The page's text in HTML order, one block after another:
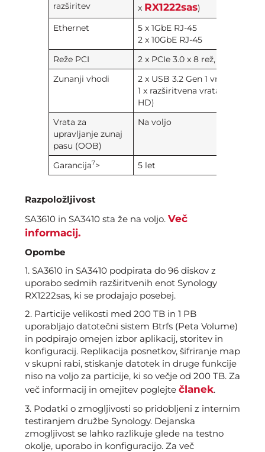
razširitev
x RX1222sas)
Ethernet​
5 x 1GbE RJ-45
2 x 10GbE RJ-45
Reže PCI 2 x PCIe 3.0 x 8 rež, x 8 pasov
Zunanji vhodi​
2 x USB 3.2 Gen 1 vrata
1 x razširitvena vrata (Mini-SAS
HD)
Vrata za
upravljanje zunaj
pasu (OOB)
Na voljo
Garancija7> 5 let
Razpoložljivost
SA3610 in SA3410 sta že na voljo. Več
informacij.
Opombe
1. SA3610 in SA3410 podpirata do 96 diskov z
uporabo sedmih razširitvenih enot Synology
RX1222sas, ki se prodajajo posebej.
2. Particije velikosti med 200 TB in 1 PB
uporabljajo datotečni sistem Btrfs (Peta Volume)
in podpirajo omejen izbor aplikacij, storitev in
konfiguracij. Replikacija posnetkov, šifriranje map
v skupni rabi, stiskanje datotek in druge funkcije
niso na voljo za particije, ki so večje od 200 TB. Za
več informacij in omejitev poglejte članek.
3. Podatki o zmogljivosti so pridobljeni z internim
testiranjem družbe Synology. Dejanska
zmogljivost se lahko razlikuje glede na testno
okolje, uporabo in konfiguracijo. Za več